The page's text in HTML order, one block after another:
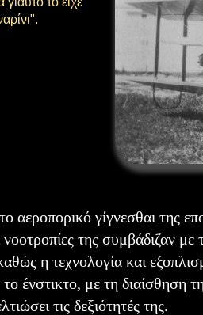
αεροπορικό γίγνεσθαι της
της συμβάδιζαν
η τεχνολογία και
ένστικτο, με τη διαίσθηση
τις δεξιότητές της.